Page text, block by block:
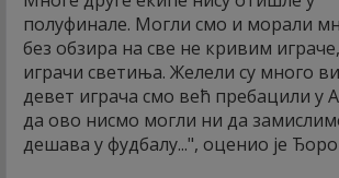
полуфинале. Могли смо и морали
без обзира на све не кривим
играчи светиња. Желели су много
девет играча смо већ пребацили у
да ово нисмо могли ни да
дешава у фудбалу...", оценио је